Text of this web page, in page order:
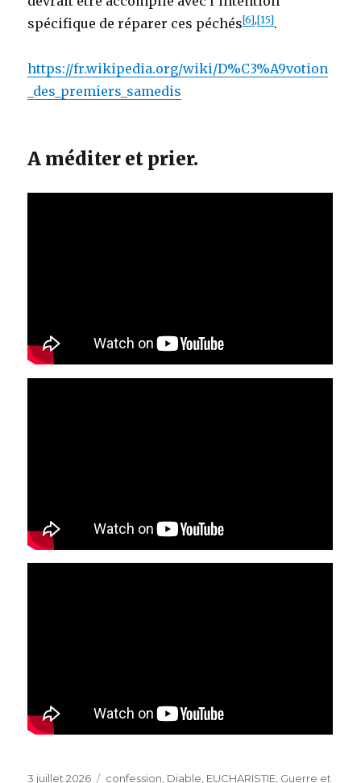
spécifique de réparer ces péchés[6],[15].
https://fr.wikipedia.org/wiki/D%C3%A9votion
_des_premiers_samedis
A méditer et prier.
Publié
3 juillet 2026 Catégories
confession Diable EUCHARISTIE Guerre et